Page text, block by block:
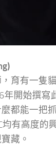
育有一隻
開始撰寫
都能一把
有高度的
藏。